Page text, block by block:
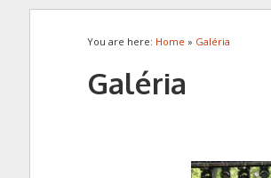
You are here: Home » Galéria
Galéria